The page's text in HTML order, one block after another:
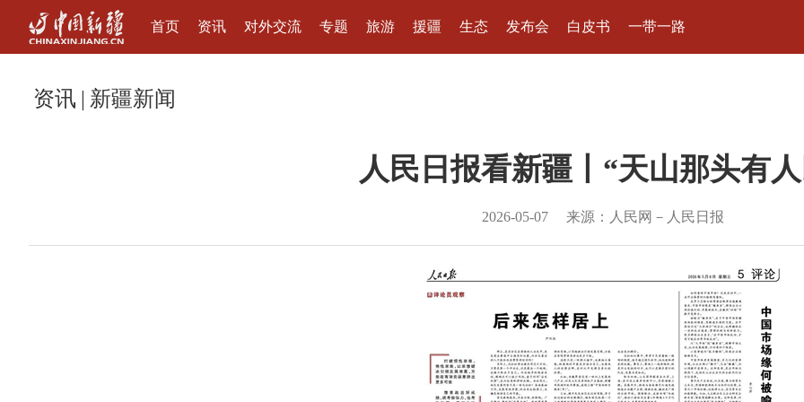
首页 资讯 对外交流 专题 旅游 援疆 生态 发布会 白皮书 一带一路
资讯 | 新疆新闻
人民日报看新疆丨“天山那头有
2026-05-07 来源：人民网－人民日报